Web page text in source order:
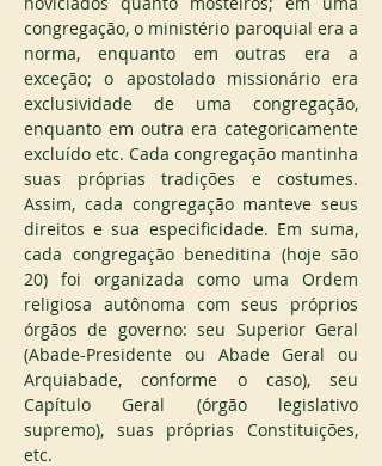
congregação, o ministério paroquial era a
norma, enquanto em outras era a
exceção; o apostolado missionário era
exclusividade de uma congregação,
enquanto em outra era categoricamente
excluído etc. Cada congregação mantinha
suas próprias tradições e costumes.
Assim, cada congregação manteve seus
direitos e sua especificidade. Em suma,
cada congregação beneditina (hoje são
20) foi organizada como uma Ordem
religiosa autônoma com seus próprios
órgãos de governo: seu Superior Geral
(Abade-Presidente ou Abade Geral ou
Arquiabade, conforme o caso), seu
Capítulo Geral (órgão legislativo
supremo), suas próprias Constituições,
etc.